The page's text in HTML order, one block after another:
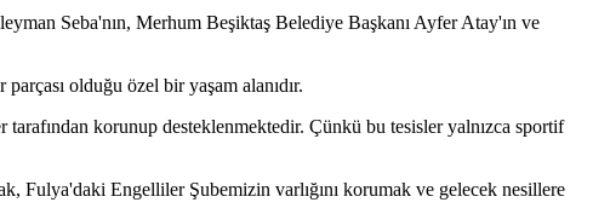
Seba'nın, Merhum Beşiktaş Belediye Başkanı Ayfer Atay'ın ve
olduğu özel bir yaşam alanıdır.
korunup desteklenmektedir. Çünkü bu tesisler yalnızca sportif
Fulya'daki Engelliler Şubemizin varlığını korumak ve gelecek nesillere